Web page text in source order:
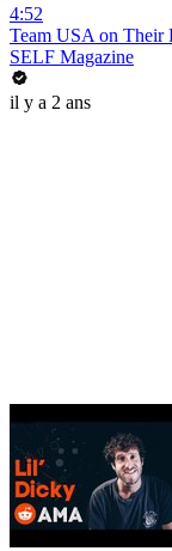
4:52
Team USA on Their
SELF Magazine
il y a 2 ans